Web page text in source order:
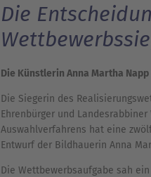
Die
Die Künstlerin Anna Martha
Die Siegerin des
Ehrenbürger und
Auswahlverfahrens hat eine
Entwurf der Bildhauerin Anna
Die Wettbewerbsaufgabe sah